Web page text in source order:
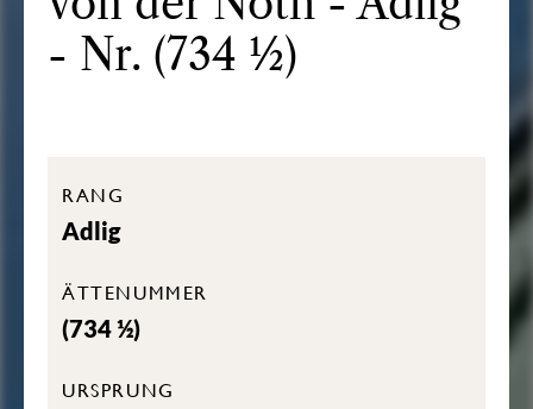
- Nr. (734 ½)
RANG
Adlig
ÄTTENUMMER
(734 ½)
URSPRUNG